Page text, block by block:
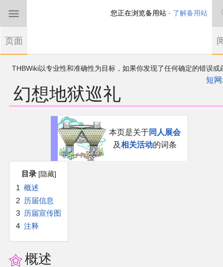
THBWiki以专业性和准确性为目标，如果你发现了任何确定的错误或
如果您是第一次来到这里，请点击右上角注册一
有任何意见、建议、求助、反馈都可以在
短
幻想地狱巡礼
航
索
本页是关于同人展会
及相关活动的词条
目录
1 概述
2 历届信息
3 历届宣传图
4 注释
概述
您正在浏览备用站 · 了解备用站
页面
首页
东方Project
东方同人规约
沙盒（建议使用）
讨论板
加入我们
官方作品
官方游戏